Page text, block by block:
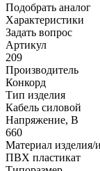
Подобрать аналог
Характеристики
Задать вопрос
Артикул
209
Производитель
Конкорд
Тип изделия
Кабель силовой
Напряжение, В
660
Материал изделия/
ПВХ пластикат